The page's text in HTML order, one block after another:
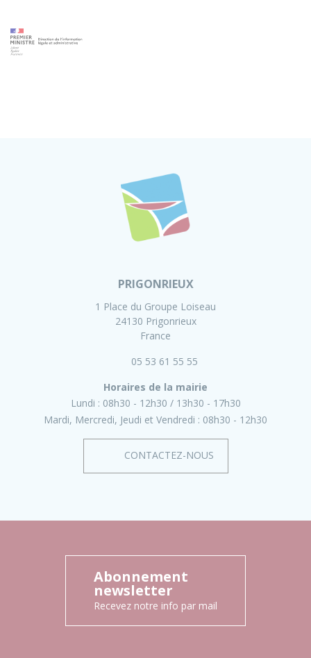
PRIGONRIEUX
1 Place du Groupe Loiseau
24130 Prigonrieux
France
05 53 61 55 55
Horaires de la mairie
Lundi : 08h30 - 12h30
13h30 - 17h30
Mardi, Mercredi, Jeudi et Vendredi : 08h30 - 12h30
CONTACTEZ-NOUS
Abonnement
newsletter
Recevez notre info par mail